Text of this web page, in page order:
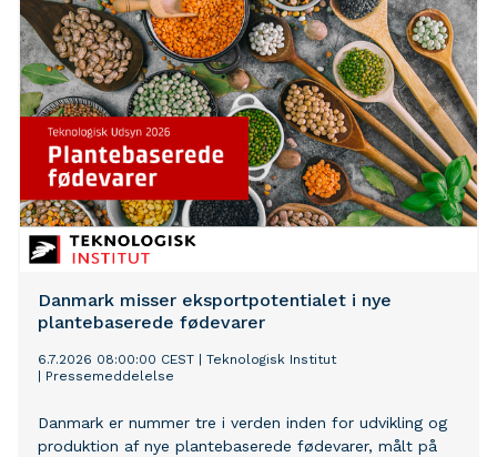
Danmark misser eksportpotentialet i nye
plantebaserede fødevarer
6.7.2026 08:00:00 CEST
Teknologisk Institut
Pressemeddelelse
Danmark er nummer tre i verden inden for udvikling og
produktion af nye plantebaserede fødevarer, målt på